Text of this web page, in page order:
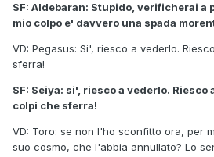
SF: Aldebaran: Stupido, verificherai a
mio colpo e' davvero una spada
VD: Pegasus: Si', riesco a vederlo.
sferra!
SF: Seiya: si', riesco a vederlo. Riesco
colpi che sferra!
VD: Toro: se non l'ho sconfitto ora, per
suo cosmo, che l'abbia annullato? Lo